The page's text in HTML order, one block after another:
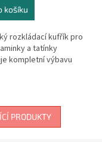
košíku
rozkládací kufřík pro
a tatínky
kompletní výbavu
PRODUKTY